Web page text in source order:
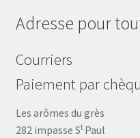
Adresse pour
Courriers
Paiement par
Les arômes du grès
282 impasse St Paul